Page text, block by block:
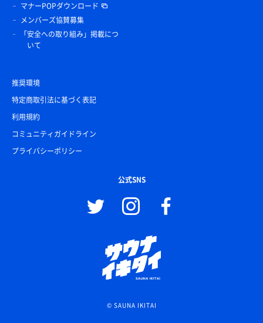
マナーPOPダウンロード
メンバーズ協賛募集
「安全への取り組み」掲載につ
いて
推奨環境
特定商取引法に基づく表記
利用規約
コミュニティガイドライン
プライバシーポリシー
公式SNS
© SAUNA IKITAI